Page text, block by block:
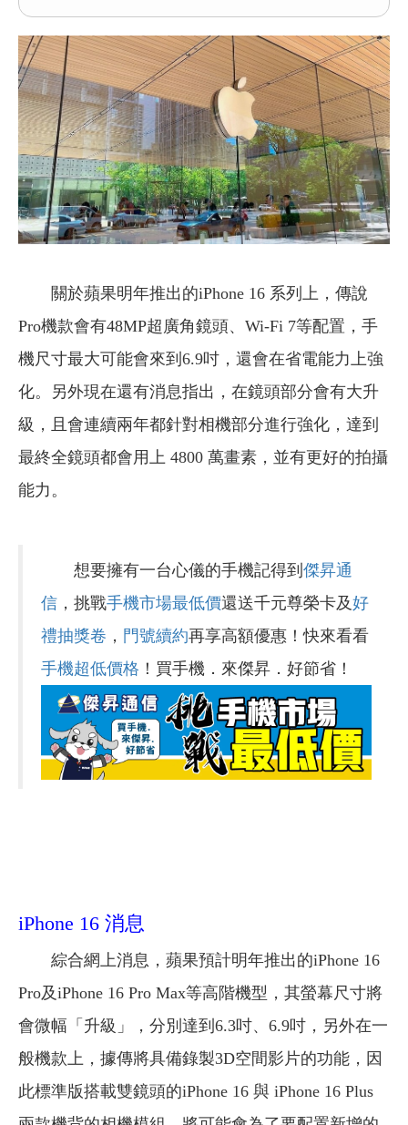
關於蘋果明年推出的iPhone 16 系列上，傳說
Pro機款會有48MP超廣角鏡頭、Wi-Fi 7等配置，手
機尺寸最大可能會來到6.9吋，還會在省電能力上強
化。另外現在還有消息指出，在鏡頭部分會有大升
級，且會連續兩年都針對相機部分進行強化，達到
最終全鏡頭都會用上 4800 萬畫素，並有更好的拍攝
能力。
想要擁有一台心儀的手機記得到 傑昇通
信 ，挑戰手機市場最低價還送千元尊榮卡及好
禮抽獎卷 ， 門號續約再享高額優惠！快來看看
手機超低價格 ！買手機．來傑昇．好節省！
iPhone 16 消息
綜合網上消息，蘋果預計明年推出的iPhone 16
Pro及iPhone 16 Pro Max等高階機型，其螢幕尺寸將
會微幅「升級」，分別達到6.3吋、6.9吋，另外在一
般機款上，據傳將具備錄製3D空間影片的功能，因
此標準版搭載雙鏡頭的iPhone 16 與 iPhone 16 Plus